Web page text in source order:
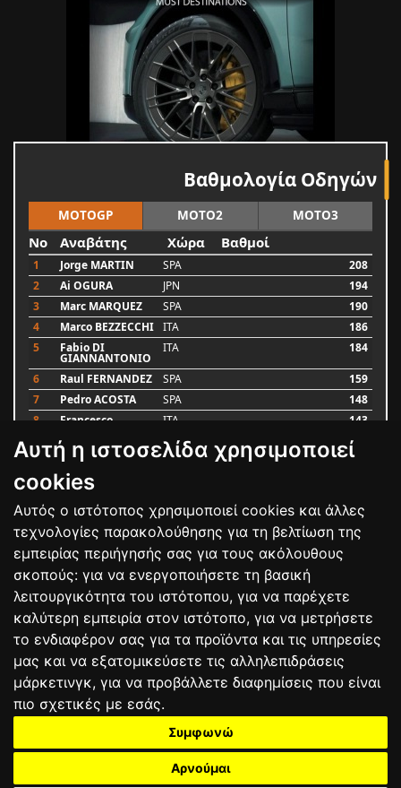
Αυτή η ιστοσελίδα χρησιμοποιεί
cookies
Αυτός ο ιστότοπος χρησιμοποιεί cookies και άλλες
τεχνολογίες παρακολούθησης για τη βελτίωση της
εμπειρίας περιήγησής σας για τους ακόλουθους
σκοπούς: για να ενεργοποιήσετε τη βασική
λειτουργικότητα του ιστότοπου, για να παρέχετε
καλύτερη εμπειρία στον ιστότοπο, για να μετρήσετε
το ενδιαφέρον σας για τα προϊόντα και τις υπηρεσίες
μας και να εξατομικεύσετε τις αλληλεπιδράσεις
μάρκετινγκ, για να προβάλλετε διαφημίσεις που είναι
πιο σχετικές με εσάς.
Συμφωνώ
Αρνούμαι
Βαθμολογία Οδηγών
MOTOGP MOTO2 MOTO3
No Αναβάτης Χώρα Βαθμοί
1 Jorge MARTIN SPA
208
2
Ai OGURA JPN
194
3
Marc MARQUEZ SPA
190
4
Marco BEZZECCHI ITA
186
5
Fabio DI
GIANNANTONIO
ITA 184
6 Raul FERNANDEZ SPA
159
7
Pedro ACOSTA SPA
148
8
Francesco ITA 143
9 Alex MARQUEZ SPA
Luca MARINI
Bαθμολογία
ΟΡΟΙ ΧΡΗΣΗΣΠΟΛΙΤΙΚΗ ΠΡΟΣΤΑΣΙΑΣ
ΑΓΩΝΕΣΑΠΟΤΕΛΕΣΜΑΤΑΑΓΟΡΑ